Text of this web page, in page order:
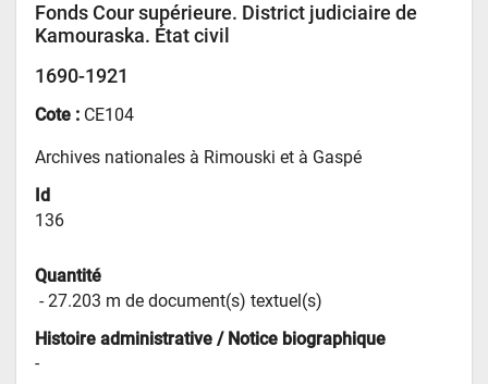
Fonds Cour supérieure. District judiciaire de
Kamouraska. État civil
1690-1921
Cote : CE104
Archives nationales à Rimouski et à Gaspé
Id
136
Quantité
- 27.203 m de document(s) textuel(s)
Histoire administrative / Notice biographique
-